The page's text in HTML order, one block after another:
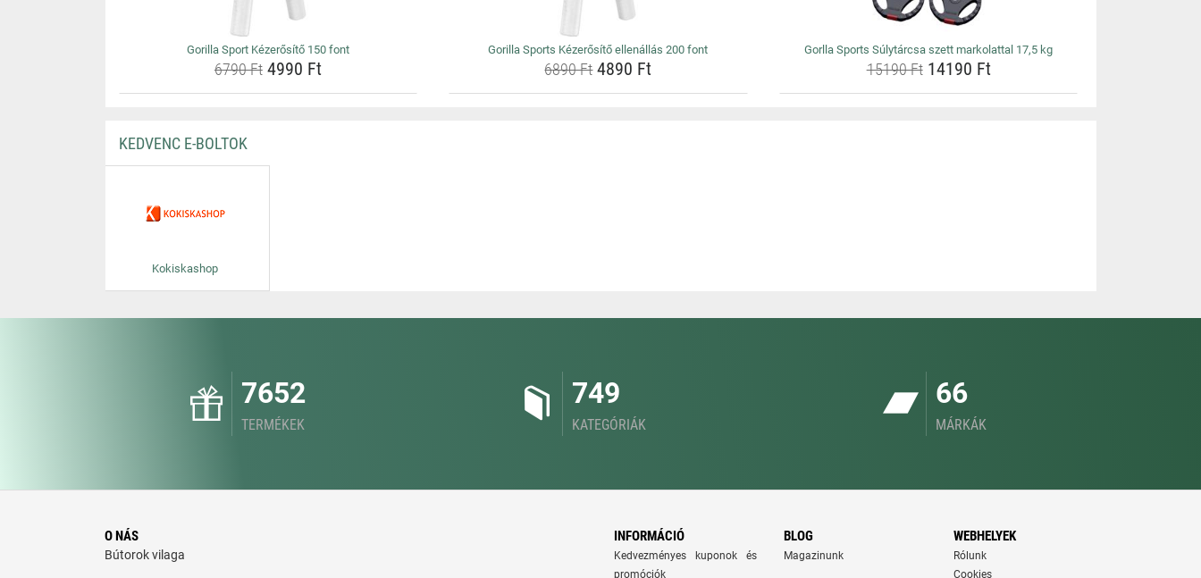
Gorilla Sport Kézerősítő 150 font
6790 Ft4990 Ft
Gorilla Sports Kézerősítő ellenállás 200 font
6890 Ft4890 Ft
Gorlla Sports Súlytárcsa szett markolattal 17,5 kg
15190 Ft14190 Ft
KEDVENC E-BOLTOK
Kokiskashop
7652
TERMÉKEK
749
KATEGÓRIÁK
66
MÁRKÁK
O NÁS
Bútorok vilaga
INFORMÁCIÓ
Kedvezményes kuponok és
promóciók
BLOG
Magazinunk
WEBHELYEK
Rólunk
Cookies